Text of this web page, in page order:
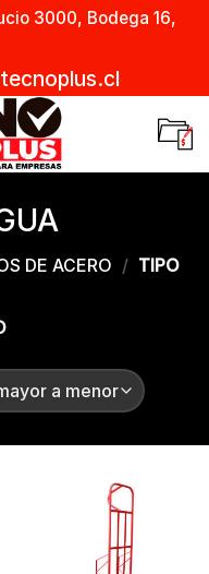
3000, Bodega 16,
DE ACERO / TIPO